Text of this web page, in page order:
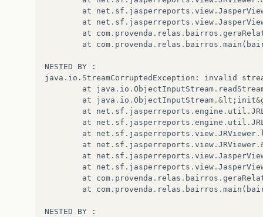
at
net . sf . jasperreports . view .
at
net . sf . jasperreports . view .
at
com . provenda . relas . bairros .
at
com . provenda . relas . bairros . main (
NESTED BY
:
java . io . StreamCorruptedException : invalid
at
java . io . ObjectInputStream .
at
java . io . ObjectInputStream .& lt ; init&
at
net . sf . jasperreports . engine . util .
at
net . sf . jasperreports . engine . util .
at
net . sf . jasperreports . view . JRViewer .
at
net . sf . jasperreports . view . JRViewer
at
net . sf . jasperreports . view .
at
net . sf . jasperreports . view .
at
com . provenda . relas . bairros .
at
com . provenda . relas . bairros . main (
NESTED BY
: